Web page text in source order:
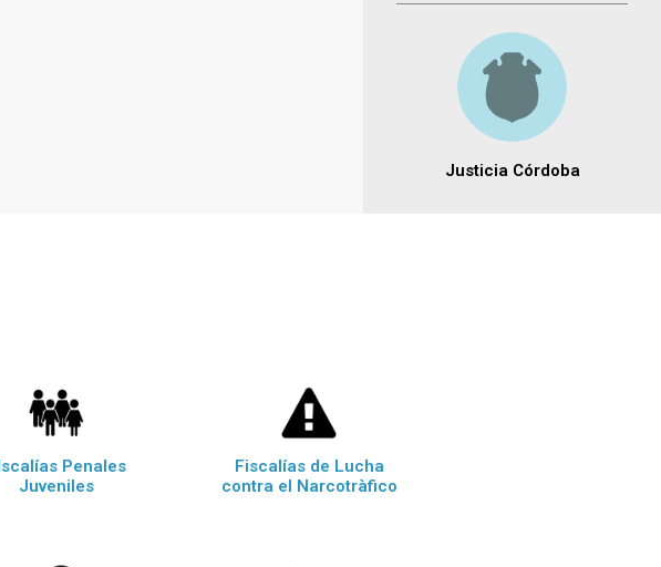
Justicia Córdoba
Penales
Juveniles
Fiscalías de Lucha
contra el Narcotràfico